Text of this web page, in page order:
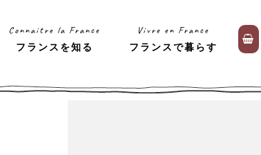
Connaitre la France
フランスを知る
Vivre en France
フランスで暮らす